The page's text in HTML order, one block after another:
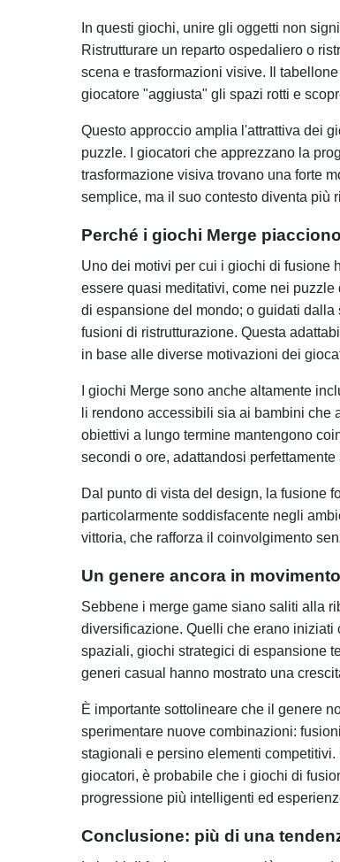
In questi giochi, unire gli oggetti non
Ristrutturare un reparto ospedaliero o
scena e trasformazioni visive. Il
giocatore "aggiusta" gli spazi rotti e
Questo approccio amplia l'attrattiva dei
puzzle. I giocatori che apprezzano la
trasformazione visiva trovano una forte
semplice, ma il suo contesto diventa più
Perché i giochi Merge
Uno dei motivi per cui i giochi di fusione
essere quasi meditativi, come nei
di espansione del mondo; o guidati
fusioni di ristrutturazione. Questa
in base alle diverse motivazioni dei
I giochi Merge sono anche altamente
li rendono accessibili sia ai bambini
obiettivi a lungo termine mantengono
secondi o ore, adattandosi
Dal punto di vista del design, la fusione
particolarmente soddisfacente negli
vittoria, che rafforza il coinvolgimento
Un genere ancora in movimento
Sebbene i merge game siano saliti alla
diversificazione. Quelli che erano
spaziali, giochi strategici di espansione
generi casual hanno mostrato una
È importante sottolineare che il genere
sperimentare nuove combinazioni:
stagionali e persino elementi
giocatori, è probabile che i giochi di
progressione più intelligenti ed
Conclusione: più di una